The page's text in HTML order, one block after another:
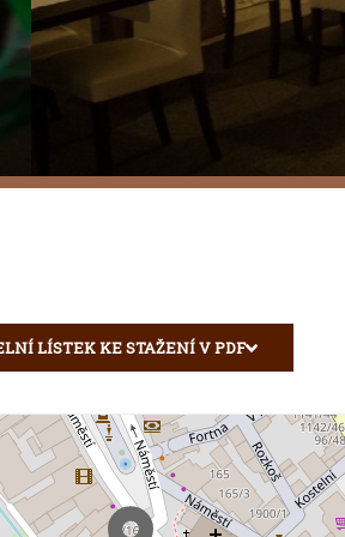
LÍSTEK KE STAŽENÍ V PDF